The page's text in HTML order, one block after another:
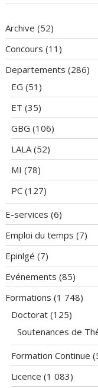
Archive (52)
Concours (11)
Departements (286)
EG (51)
ET (35)
GBG (106)
LALA (52)
MI (78)
PC (127)
E-services (6)
Emploi du temps (7)
Epinlgé (7)
Evénements (85)
Formations (1 748)
Doctorat (125)
Soutenances de
Formation Continue
Licence (1 083)